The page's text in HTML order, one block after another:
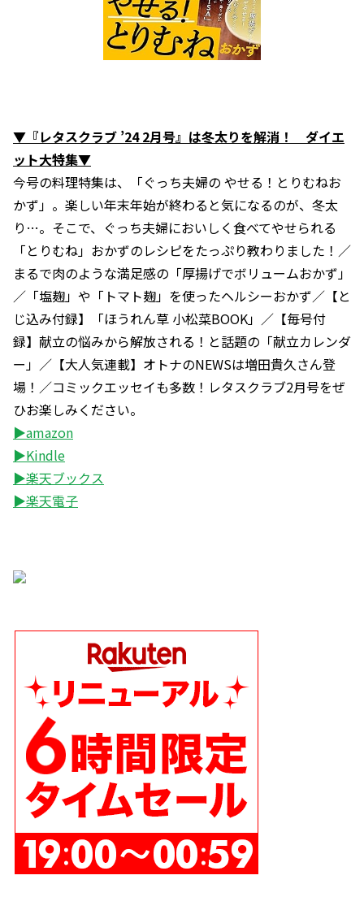
▼『レタスクラブ ’24 2月号』は冬太りを解消！ ダイエ
ット大特集▼
今号の料理特集は、「ぐっち夫婦の やせる！とりむねお
かず」。楽しい年末年始が終わると気になるのが、冬太
り…。そこで、ぐっち夫婦においしく食べてやせられる
「とりむね」おかずのレシピをたっぷり教わりました！／
まるで肉のような満足感の「厚揚げでボリュームおかず」
／「塩麹」や「トマト麹」を使ったヘルシーおかず／【と
じ込み付録】「ほうれん草 小松菜BOOK」／【毎号付
録】献立の悩みから解放される！と話題の「献立カレンダ
ー」／【大人気連載】オトナのNEWSは増田貴久さん登
場！／コミックエッセイも多数！レタスクラブ2月号をぜ
ひお楽しみください。
▶amazon
▶Kindle
▶楽天ブックス
▶楽天電子